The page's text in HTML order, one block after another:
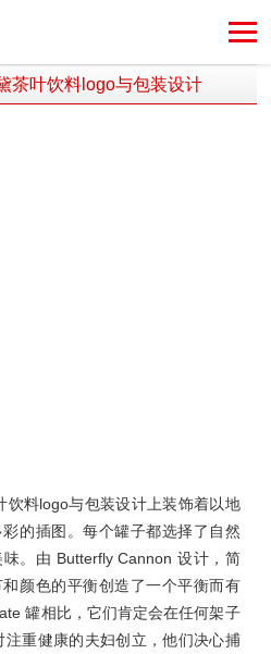
茶叶饮料logo与包装设计
饮料logo与包装设计上装饰着以地
的插图。每个罐子都选择了自然
。由 Butterfly Cannon 设计，简
颜色的平衡创造了一个平衡而有
罐相比，它们肯定会在任何架子
注重健康的夫妇创立，他们决心捕